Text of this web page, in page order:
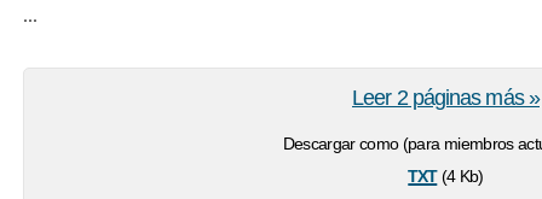
...
Descargar como (para miembros
txt(4 Kb)
Leer 2 páginas más »